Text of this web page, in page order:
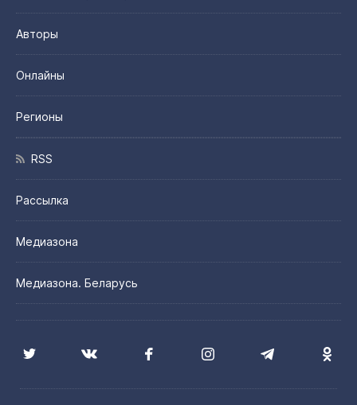
Авторы
Онлайны
Регионы
RSS
Рассылка
Медиазона
Медиазона. Беларусь